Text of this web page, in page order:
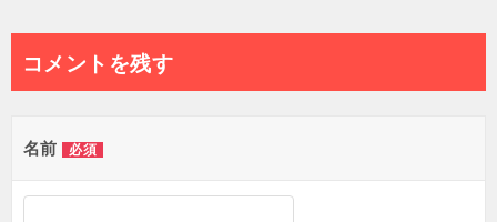
ナ
ビ
ゲ
コメントを残す
名前 必須